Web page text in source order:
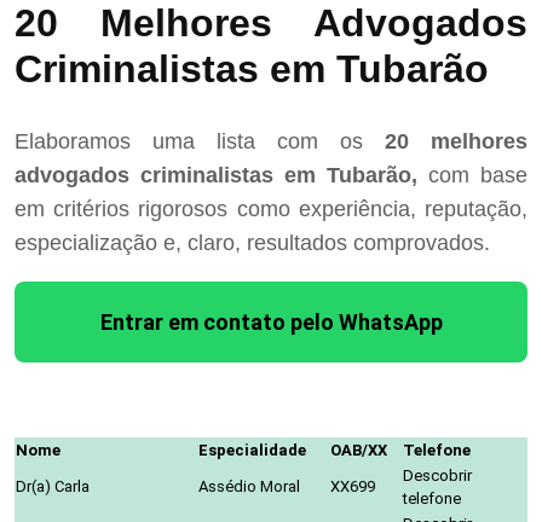
20 Melhores Advogados
Criminalistas em Tubarão
Elaboramos uma lista com os 20 melhores
advogados criminalistas em Tubarão, com base
em critérios rigorosos como experiência, reputação,
especialização e, claro, resultados comprovados.
Entrar em contato pelo WhatsApp
Nome Especialidade OAB/XX
Telefone
Dr(a) Carla
Assédio Moral XX699
Descobrir
telefone